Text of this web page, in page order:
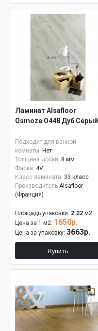
Ламинат Alsafloor
Osmoze O448 Дуб Серый
Подходит для ванной
комнаты: Нет
Толщина доски: 8 мм
Фаска: 4V
Класс ламината: 33 класс
Производитель Alsafloor
(Франция)
Площадь упаковки: 2.22 м2
Цена за 1 м2: 1650р.
Цена за упаковку: 3663р.
Купить